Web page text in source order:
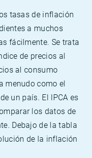
tasas de inflación
a muchos
fácilmente. Se trata
de precios al
al consumo
menudo como el
un país. El IPCA es
los datos de
Debajo de la tabla
de la inflación